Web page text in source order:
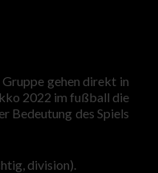
gehen direkt in
2022 im fußball die
Bedeutung des Spiels
division).